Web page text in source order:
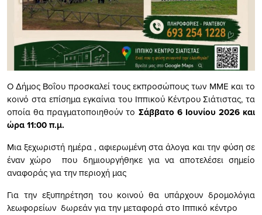
Ο Δήμος Βοΐου προσκαλεί τους εκπροσώπους των ΜΜΕ και το
κοινό στα επίσημα εγκαίνια του Ιππικού Κέντρου Σιάτιστας, τα
οποία θα πραγματοποιηθούν το Σάββατο 6 Ιουνίου 2026 και
ώρα 11:00 π.μ.
Μια ξεχωριστή ημέρα , αφιερωμένη στα άλογα και την φύση σε
έναν χώρο που δημιουργήθηκε για να αποτελέσει σημείο
αναφοράς για την περιοχή μας
Για την εξυπηρέτηση του κοινού θα υπάρχουν δρομολόγια
λεωφορείων δωρεάν για την μεταφορά στο Ιππικό κέντρο